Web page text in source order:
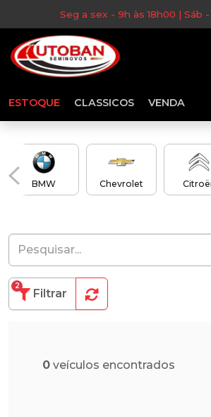
Seg a sex - 9h às 18h00 | Sáb -
ESTOQUE CLASSICOS VENDA
BMW Chevrolet
Filtrar
2
0 veículos encontrados